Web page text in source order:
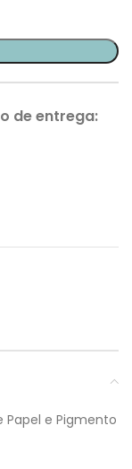
de entrega:
Papel e Pigmento